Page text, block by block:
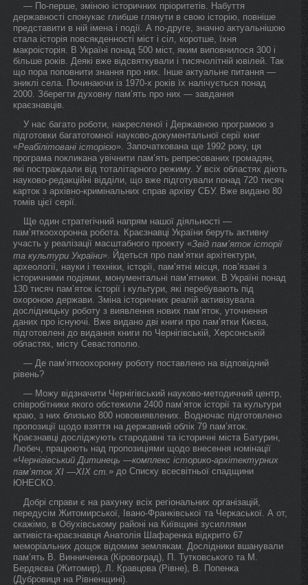
— По-перше, зміною історичних пріоритетів. Набуття
державності спонукає глибше глянути в свою історію, повніше
представити в ній імена і події. А по-друге, значно актуальнішою
стала історія повсякденності міст і сіл, коротше, їхня
макроісторія. В Україні понад 500 міст, яким виповнилося 300 і
більше років. Деякі вже відсвяткували і тисячолітній ювілей. Так
що пора поповнити знання про них. Інше актуальне питання —
зниклі села. Починаючи із 1970-х років їх налічується понад
2000. Зберегти духовну пам’ять про них — завдання
краєзнавців.
У нас багато роботи, накресленої і Державною програмою з
підготовки багатотомної науково-документальної серії книг
«Реабілітовані історією». Започаткована ще 1992 року, ця
програма покликана увічнити пам’ять репресованих громадян,
які постраждали від тоталітарного режиму. У всіх областях діють
науково-редакційні відділи, що вже підготували понад 720 тисяч
карток з архівно-кримінальних справ архіву СБУ. Вже видано 80
томів цієї серії.
Ще один стратегічний напрям нашої діяльності —
пам’яткоохоронна робота. Краєзнавці України беруть активну
участь у реалізації масштабного проекту «Звід пам’яток історії
та культури України». Йдеться про пам’ятки архітектури,
археології, науки і техніки, історії, пам’ятні місця, пов’язані з
історичними подіями, монументальні пам’ятники. В Україні понад
130 тисяч пам’яток історії і культури, які перебувають під
охороною держави. Зміна історичних реалій активізувала
дослідницьку роботу з виявлення нових пам’яток, уточнення
даних про існуючі. Вже видано дві книги про пам’ятки Києва,
підготовлені до видання книги по Чернігівській, Херсонській
областях, місту Севастополю.
— Де пам’яткоохоронну роботу поставлено на відповідний
рівень?
— Можу відзначити Чернігівський науково-методичний центр,
співробітники якого обстежили 2400 пам’яток історії та культури
краю, з них близько 800 нововиявлених. Водночас підготовлено
пропозиції щодо взяття на державний облік 79 пам’яток.
Краєзнавці досліджують стародавні та історичні міста Батурин,
Любеч, працюють над пропозиціями щодо внесення номінації
«Чернігівський Дитинець —комплекс історико-архітектурних
пам’яток ХІ —ХІХ ст.» до Списку всесвітньої спадщини
ЮНЕСКО.
Добрі справи є на рахунку всіх регіональних організацій,
передусім Житомирської, Івано-Франківської та Черкаської. А от,
скажімо, в Обухівському районі на Київщині зусиллями
активіста-краєзнавця Анатолія Шафаренка відкрито 67
меморіальних дощок відомим землякам. Дослідники вшанували
пам’ять В. Винниченка (Кіровоград), П. Тутковського та М.
Бердяєва (Житомир), Л. Кравцова (Рівне), В. Попенка
(Дубровиця на Рівненщині).